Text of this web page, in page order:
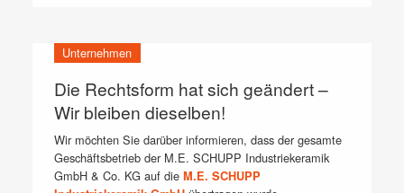
Unternehmen
Die Rechtsform hat sich geändert –
Wir bleiben dieselben!
Wir möchten Sie darüber informieren, dass der gesamte
Geschäftsbetrieb der M.E. SCHUPP Industriekeramik
GmbH & Co. KG auf die M.E. SCHUPP